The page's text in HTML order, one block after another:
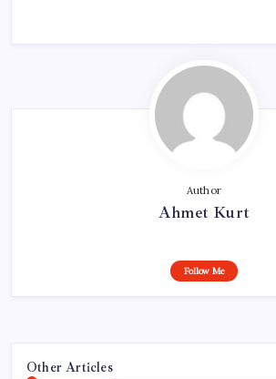
Author
Ahmet Kurt
Follow Me
Other Articles